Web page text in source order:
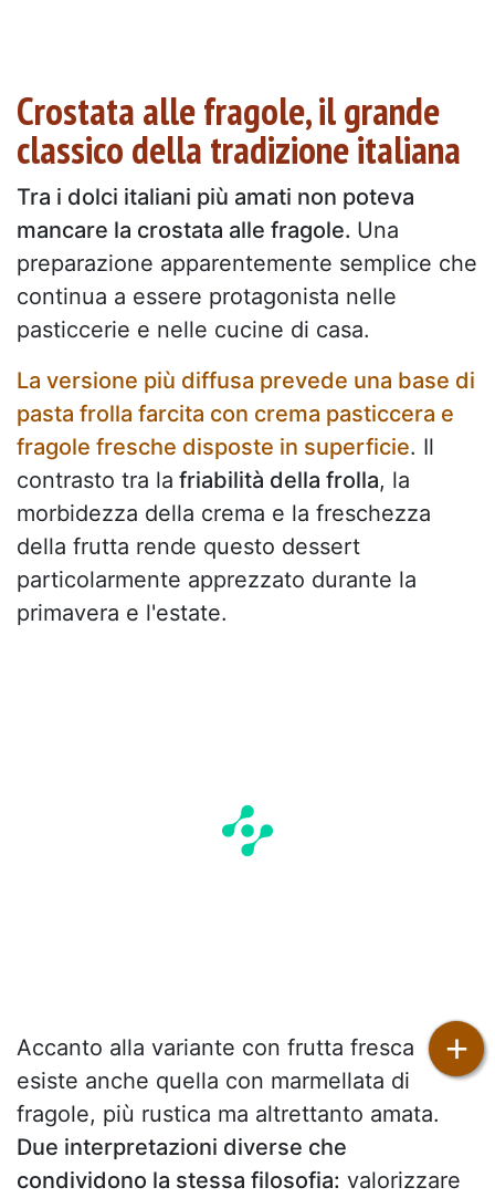
Crostata alle fragole, il grande
classico della tradizione italiana
Tra i dolci italiani più amati non poteva
mancare la crostata alle fragole. Una
preparazione apparentemente semplice che
continua a essere protagonista nelle
pasticcerie e nelle cucine di casa.
La versione più diffusa prevede una base di
pasta frolla farcita con crema pasticcera e
fragole fresche disposte in superficie. Il
contrasto tra la friabilità della frolla, la
morbidezza della crema e la freschezza
della frutta rende questo dessert
particolarmente apprezzato durante la
primavera e l'estate.
Accanto alla variante con frutta fresca
esiste anche quella con marmellata di
fragole, più rustica ma altrettanto amata.
Due interpretazioni diverse che
condividono la stessa filosofia: valorizzare
+